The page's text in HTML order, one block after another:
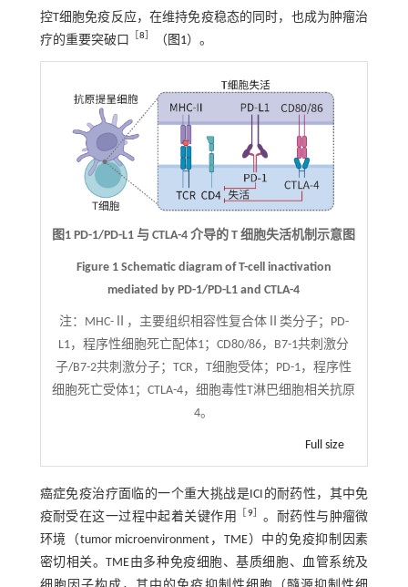
控T细胞免疫反应，在维持免疫稳态的同时，也成为肿瘤治
疗的重要突破口
［8］ （ 图1）。
图1 PD-1/PD-L1 与 CTLA-4 介导的 T 细胞失活机制示意图
Figure 1 Schematic diagram of T-cell inactivation
mediated by PD-1/PD-L1 and CTLA-4
注： MHC-Ⅱ，主要组织相容性复合体Ⅱ类分子；PD-
L1，程序性细胞死亡配体1；CD80/86，B7-1共刺激分
子/B7-2共刺激分子；TCR，T细胞受体；PD-1，程序性
细胞死亡受体1；CTLA-4，细胞毒性T淋巴细胞相关抗原
4。
Full size
癌症免疫治疗面临的一个重大挑战是ICI的耐药性，其中免
疫耐受在这一过程中起着关键作用
9］ 。耐药性与肿瘤微
环境（tumor microenvironment，TME）中的免疫抑制因素
密切相关。TME由多种免疫细胞、基质细胞、血管系统及